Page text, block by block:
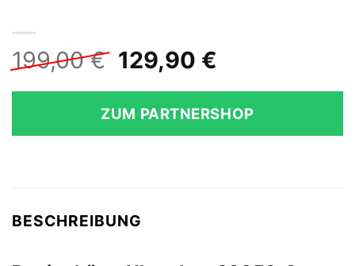
199,00€ Ursprünglicher
Preis
war:
199,00 €
129,90 €
ist:
129,90 €.
ZUM PARTNERSHOP
BESCHREIBUNG